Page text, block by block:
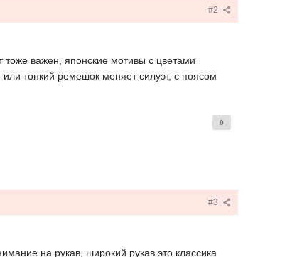
#2
тоже важен, японские мотивы с цветами
тонкий ремешок меняет силуэт, с поясом
0
#3
на рукав, широкий рукав это классика